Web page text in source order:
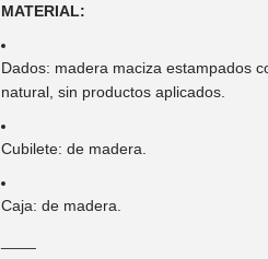
MATERIAL:
Dados: madera maciza estampados
natural, sin productos aplicados.
Cubilete: de madera.
Caja: de madera.